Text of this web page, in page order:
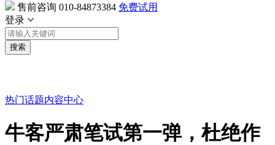
售前咨询 010-84873384 免费试用
登录
搜索
热门话题内容中心
牛客严肃笔试第一弹，杜绝作